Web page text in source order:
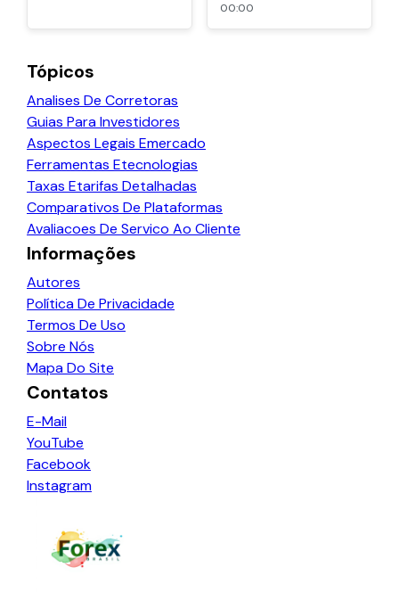
00:00
Tópicos
Analises De Corretoras
Guias Para Investidores
Aspectos Legais Emercado
Ferramentas Etecnologias
Taxas Etarifas Detalhadas
Comparativos De Plataformas
Avaliacoes De Servico Ao Cliente
Informações
Autores
Política De Privacidade
Termos De Uso
Sobre Nós
Mapa Do Site
Contatos
E-Mail
YouTube
Facebook
Instagram